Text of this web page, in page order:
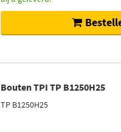
Bouten TPI TP B1250H25
TP B1250H25